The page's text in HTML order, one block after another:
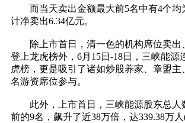
而当天卖出金额最大前5名中有4个均
计净卖出6.34亿元。
除上市首日，清一色的机构席位卖出
登上龙虎榜外，6月15日-18日，三峡能源
虎榜，更是吸引了诸如炒股养家、章盟主
名游资席位参与。
此外，上市首日，三峡能源股东总人
前的9名，飙升了近38万倍，达339.38万